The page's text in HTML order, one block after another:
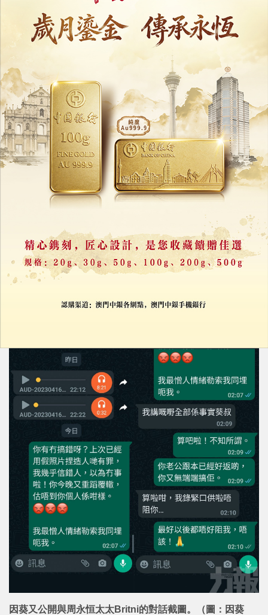
身上亦見有傷痕。（圖：因葵 facebook）
因葵又公開與周永恒太太Britni的對話截圖。（圖：因葵